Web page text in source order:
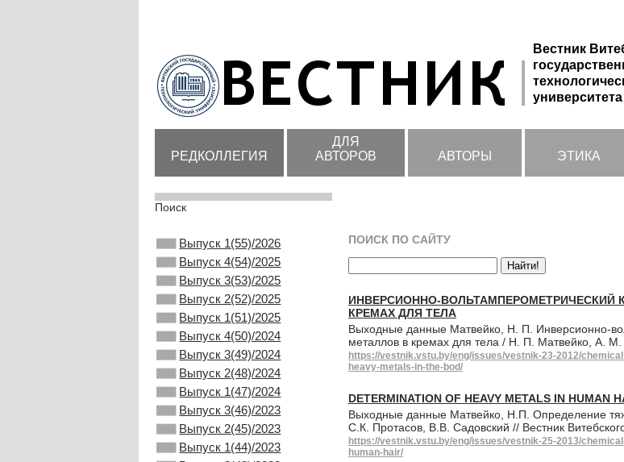
Вестник
университета
РЕДКОЛЛЕГИЯ
ДЛЯ
АВТОРОВ
АВТОРЫ ЭТИКА
Поиск
Выпуск 1(55)/2026
Выпуск 4(54)/2025
Выпуск 3(53)/2025
Выпуск 2(52)/2025
Выпуск 1(51)/2025
Выпуск 4(50)/2024
Выпуск 3(49)/2024
Выпуск 2(48)/2024
Выпуск 1(47)/2024
Выпуск 3(46)/2023
Выпуск 2(45)/2023
Выпуск 1(44)/2023
ПОИСК ПО САЙТУ
ИНВЕРСИОННО-
КРЕМАХ ДЛЯ ТЕЛА
Выходные данные Матвейко, Н. П. Инверсионно-
металлов в кремах для тела / Н. П. Матвейко, А.
https://vestnik.vstu.by/eng/issues/vestnik-23-2012/
heavy-metals-in-the-bod/
DETERMINATION OF HEAVY METALS IN HUMAN
Выходные данные Матвейко, Н.П. Определение
С.К. Протасов, В.В. Садовский // Вестник
https://vestnik.vstu.by/eng/issues/vestnik-25-2013/
human-hair/